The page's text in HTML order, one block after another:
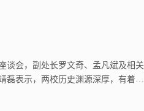
谈会，副处长罗文奇、孟凡斌及相关
磊表示，两校历史渊源深厚，有着良